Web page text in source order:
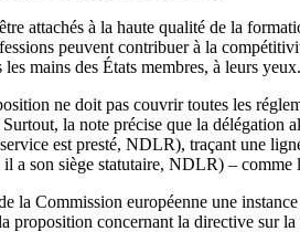
attachés à la haute qualité de la
peuvent contribuer à la
mains des États membres, à leurs yeux.
ne doit pas couvrir toutes les
la note précise que la délégation
est presté, NDLR), traçant une
a son siège statutaire, NDLR) – comme
la Commission européenne une
proposition concernant la directive sur